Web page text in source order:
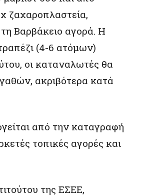
ζαχαροπλαστεία,
Βαρβάκειο αγορά. Η
(4-6 ατόμων)
οι καταναλωτές θα
ακριβότερα κατά
από την καταγραφή
τοπικές αγορές και
της ΕΣΕΕ,